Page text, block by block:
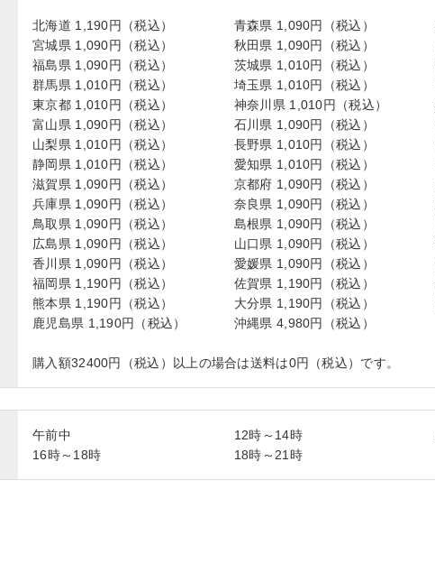
北海道 1,190円（税込） 青森県 1,090円（税込）
宮城県 1,090円（税込）
秋田県 1,090円（税込）
福島県 1,090円（税込）
茨城県 1,010円（税込）
群馬県 1,010円（税込）
埼玉県 1,010円（税込）
東京都 1,010円（税込）
神奈川県 1,010円（税込）
富山県 1,090円（税込）
石川県 1,090円（税込）
山梨県 1,010円（税込）
長野県 1,010円（税込）
静岡県 1,010円（税込）
愛知県 1,010円（税込）
滋賀県 1,090円（税込）
京都府 1,090円（税込）
兵庫県 1,090円（税込）
奈良県 1,090円（税込）
鳥取県 1,090円（税込）
島根県 1,090円（税込）
広島県 1,090円（税込）
山口県 1,090円（税込）
香川県 1,090円（税込）
愛媛県 1,090円（税込）
福岡県 1,190円（税込）
佐賀県 1,190円（税込）
熊本県 1,190円（税込）
大分県 1,190円（税込）
鹿児島県 1,190円（税込）
沖縄県 4,980円（税込）
購入額32400円（税込）以上の場合は送料は0円（税込）です。
午前中 12時～14時
16時～18時
18時～21時